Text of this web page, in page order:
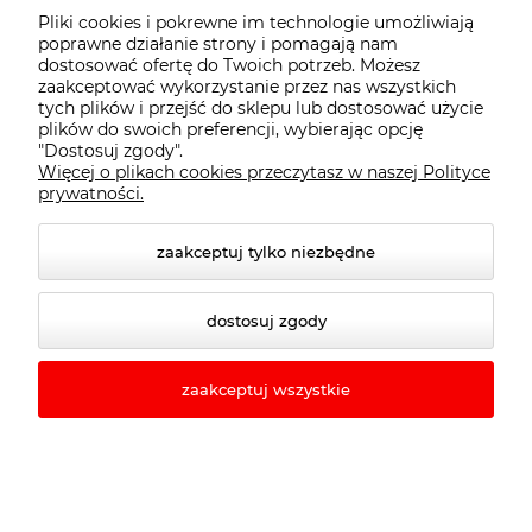
wrażenie. Nie czekaj dłużej - wypróbuj toner na
naturalne włosy i przekonaj się, jakie niesamowite
efekty może przynieść Twoim włosom!
Darmowa dostawa
Darmowa dostawa (InPost Paczkomat
24/7) już od 299,00 zł.
Pliki cookies i pokrewne im technologie umożliwiają
poprawne działanie strony i pomagają nam
dostosować ofertę do Twoich potrzeb. Możesz
zaakceptować wykorzystanie przez nas wszystkich
tych plików i przejść do sklepu lub dostosować użycie
plików do swoich preferencji, wybierając opcję
"Dostosuj zgody".
Więcej o plikach cookies przeczytasz w naszej Polityce
prywatności.
zaakceptuj tylko niezbędne
dostosuj zgody
zaakceptuj wszystkie